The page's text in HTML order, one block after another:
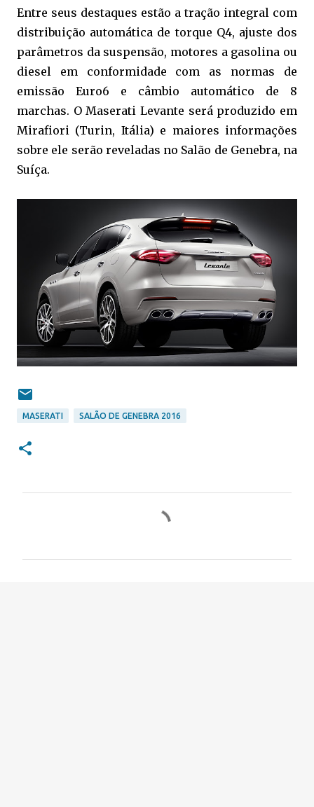
Entre seus destaques estão a tração integral com
distribuição automática de torque Q4, ajuste dos
parâmetros da suspensão, motores a gasolina ou
diesel em conformidade com as normas de
emissão Euro6 e câmbio automático de 8
marchas. O Maserati Levante será produzido em
Mirafiori (Turin, Itália) e maiores informações
sobre ele serão reveladas no Salão de Genebra, na
Suíça.
MASERATI SALÃO DE GENEBRA 2016
m